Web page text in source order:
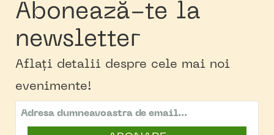
Abonează-te la
newsletter
Aflați detalii despre cele mai noi
evenimente!